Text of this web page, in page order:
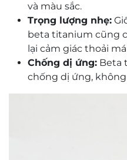
và màu sắc.
Trọng lượng nhẹ:
beta titanium cũng
lại cảm giác thoải
Chống dị ứng: Beta
chống dị ứng,